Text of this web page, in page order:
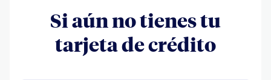
Si aún no tienes tu
tarjeta de crédito